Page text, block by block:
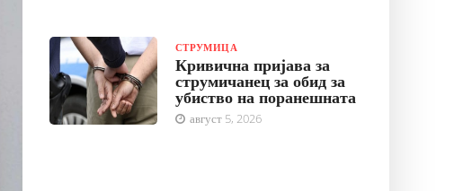
СТРУМИЦА
Кривична пријава за
струмичанец за обид за
убиство на поранешната
август 5, 2026